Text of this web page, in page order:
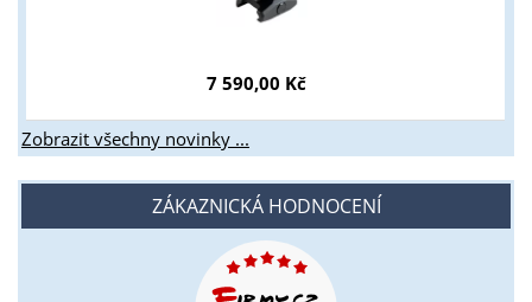
7 590,00 Kč
Zobrazit všechny novinky ...
ZÁKAZNICKÁ HODNOCENÍ